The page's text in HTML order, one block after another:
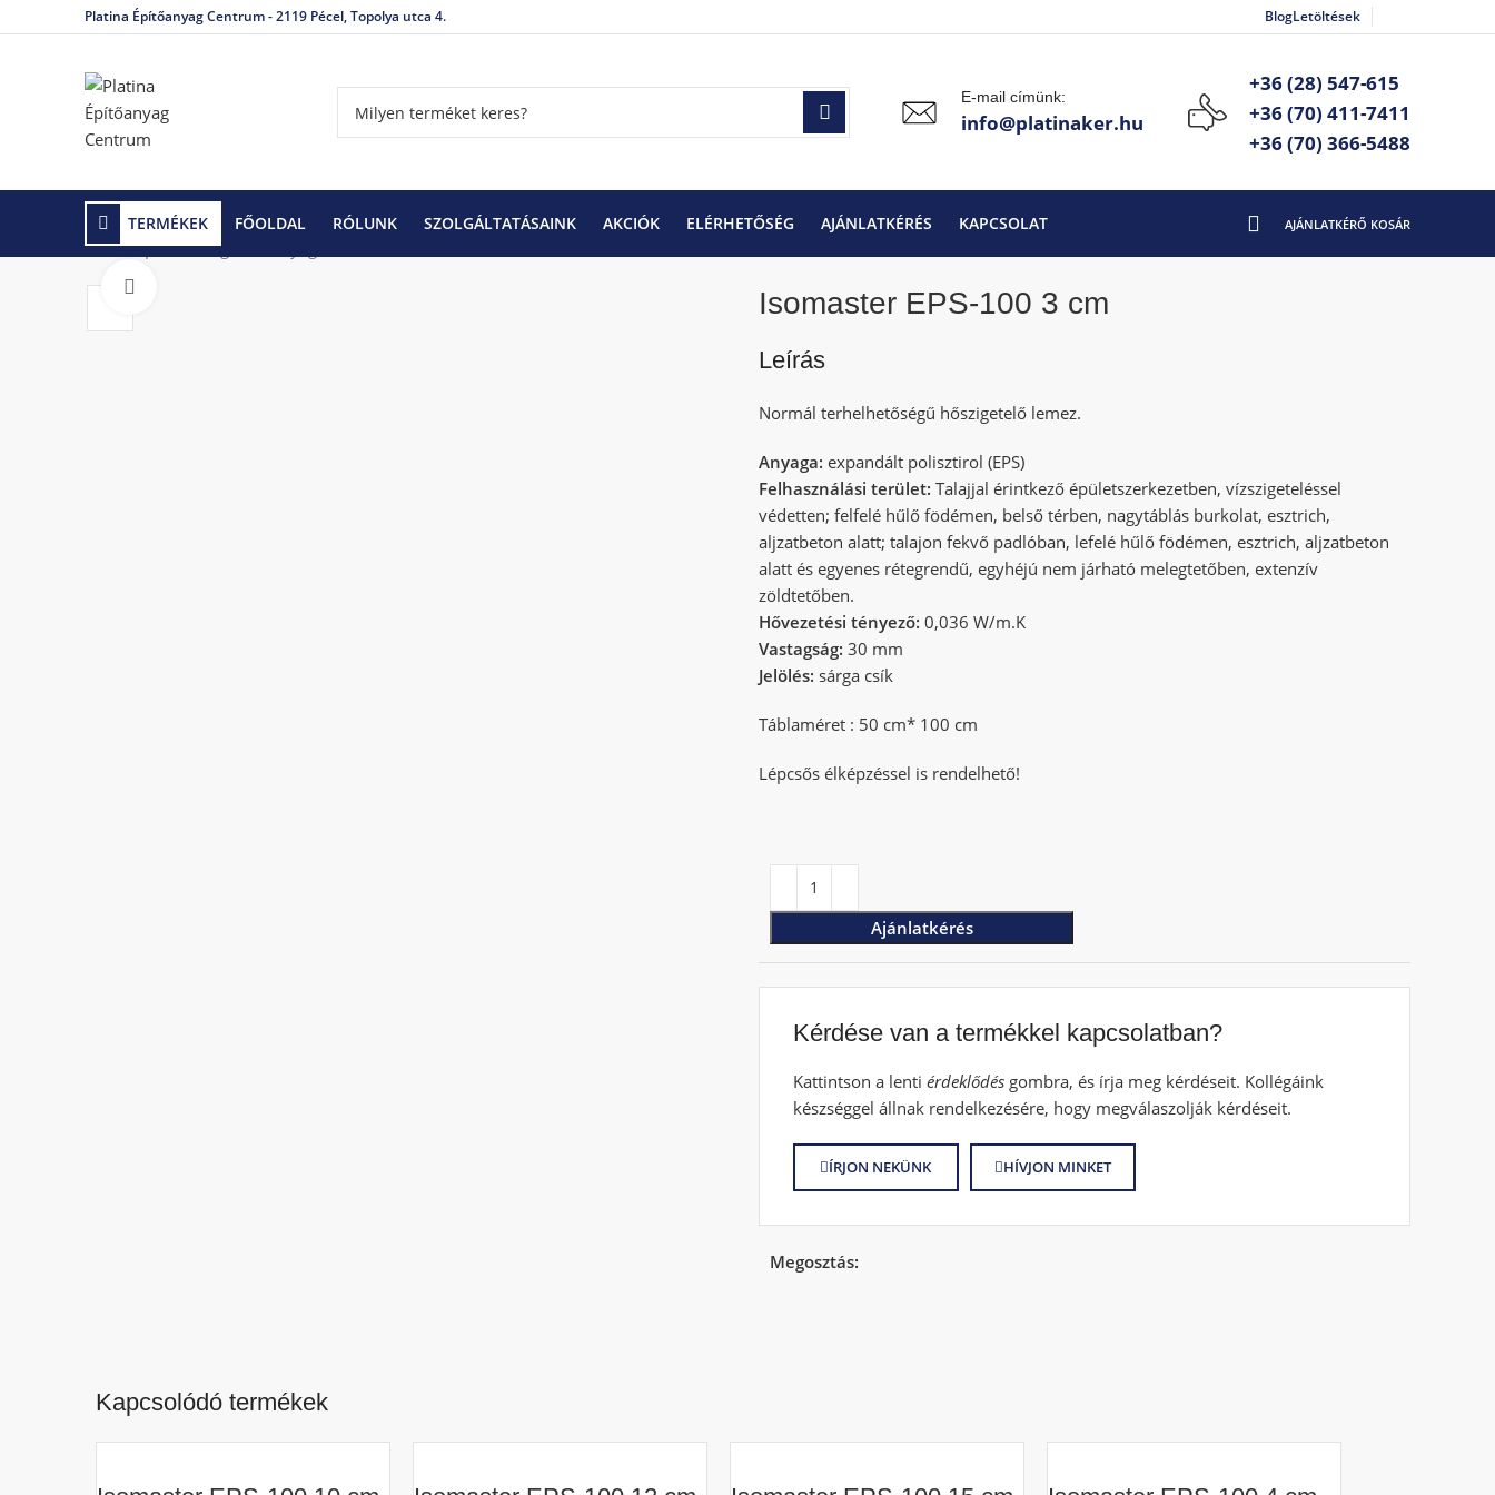
Platina Építőanyag Centrum - 2119 Pécel, Topolya utca 4. BlogLetöltések
E-mail címünk:
info@platinaker.hu
+36 (28) 547-615
+36 (70) 411-7411
+36 (70) 366-5488
TERMÉKEK FŐOLDAL RÓLUNK SZOLGÁLTATÁSAINK AKCIÓK ELÉRHETŐSÉG AJÁNLATKÉRÉS KAPCSOLAT
Kezdőlap Hőszigetelő anyagok
Isomaster EPS-100 3 cm
Leírás
Normál terhelhetőségű hőszigetelő lemez.
Anyaga: expandált polisztirol (EPS)
Felhasználási terület: Talajjal érintkező épületszerkezetben, vízszigeteléssel
védetten; felfelé hűlő födémen, belső térben, nagytáblás burkolat, esztrich,
aljzatbeton alatt; talajon fekvő padlóban, lefelé hűlő födémen, esztrich, aljzatbeton
alatt és egyenes rétegrendű, egyhéjú nem járható melegtetőben, extenzív
zöldtetőben.
Hővezetési tényező: 0,036 W/m.K
Vastagság: 30 mm
Jelölés: sárga csík
Táblaméret : 50 cm* 100 cm
Lépcsős élképzéssel is rendelhető!
Ajánlatkérés
Kérdése van a termékkel kapcsolatban?
Kattintson a lenti érdeklődés gombra, és írja meg kérdéseit. Kollégáink
készséggel állnak rendelkezésére, hogy megválaszolják kérdéseit.
ÍRJON NEKÜNK HÍVJON MINKET
Megosztás:
Kapcsolódó termékek